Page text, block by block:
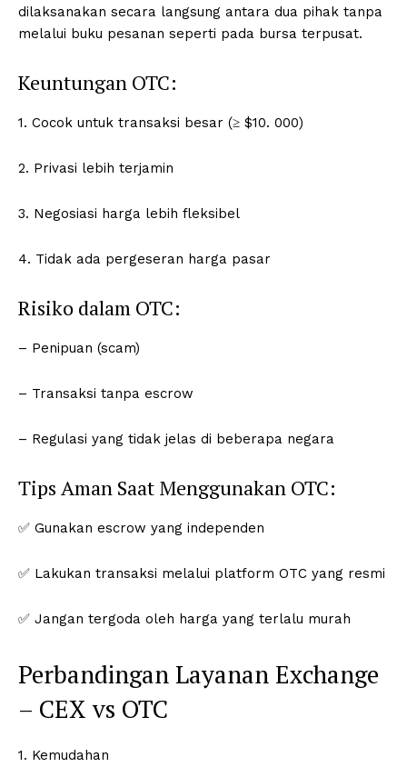
dilaksanakan secara langsung antara dua pihak tanpa
melalui buku pesanan seperti pada bursa terpusat.
Keuntungan OTC:
1. Cocok untuk transaksi besar (≥ $10. 000)
2. Privasi lebih terjamin
3. Negosiasi harga lebih fleksibel
4. Tidak ada pergeseran harga pasar
Risiko dalam OTC:
– Penipuan (scam)
– Transaksi tanpa escrow
– Regulasi yang tidak jelas di beberapa negara
Tips Aman Saat Menggunakan OTC:
✅ Gunakan escrow yang independen
✅ Lakukan transaksi melalui platform OTC yang resmi
✅ Jangan tergoda oleh harga yang terlalu murah
Perbandingan Layanan Exchange
– CEX vs OTC
1. Kemudahan